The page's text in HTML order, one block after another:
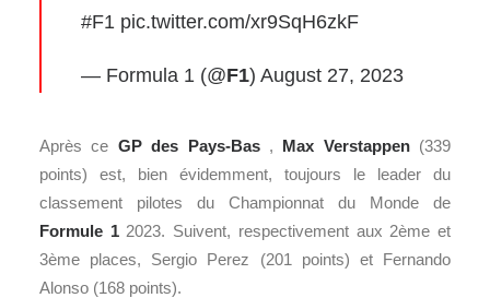
#F1 pic.twitter.com/xr9SqH6zkF
— Formula 1 (@F1) August 27, 2023
Après ce GP des Pays-Bas, Max Verstappen(339
points) est, bien évidemment, toujours le leader du
classement pilotes du Championnat du Monde de
Formule 12023. Suivent, respectivement aux 2ème et
3ème places, Sergio Perez (201 points) et Fernando
Alonso (168 points).